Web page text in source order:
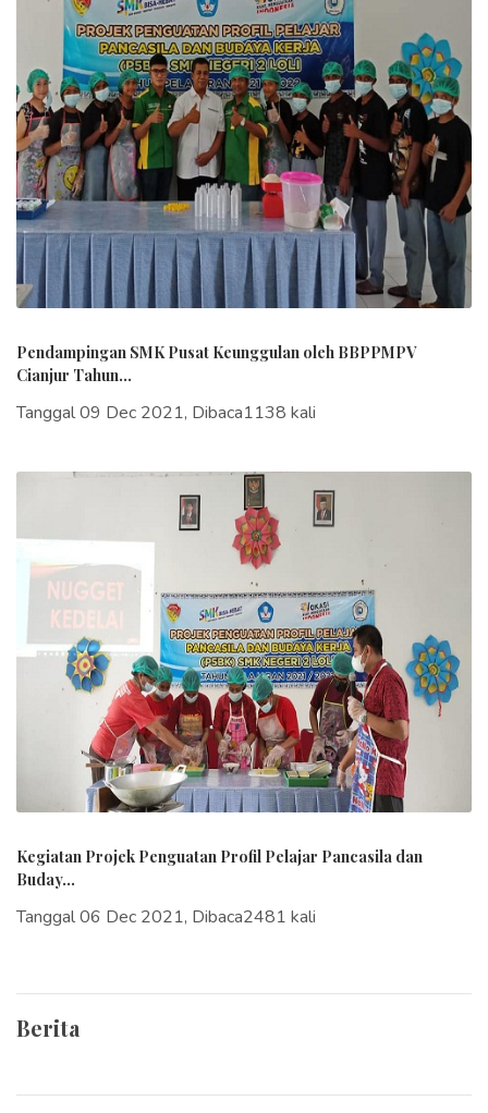
Pendampingan SMK Pusat Keunggulan oleh BBPPMPV
Cianjur Tahun...
Tanggal 09 Dec 2021, Dibaca1138 kali
Kegiatan Projek Penguatan Profil Pelajar Pancasila dan
Buday...
Tanggal 06 Dec 2021, Dibaca2481 kali
Berita